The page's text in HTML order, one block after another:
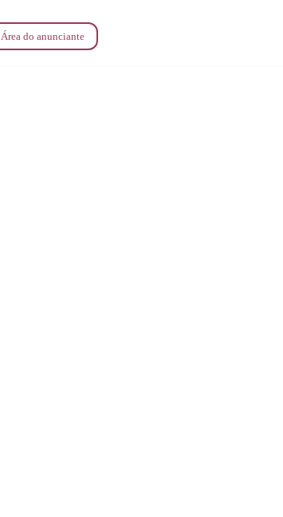
Área do anunciante